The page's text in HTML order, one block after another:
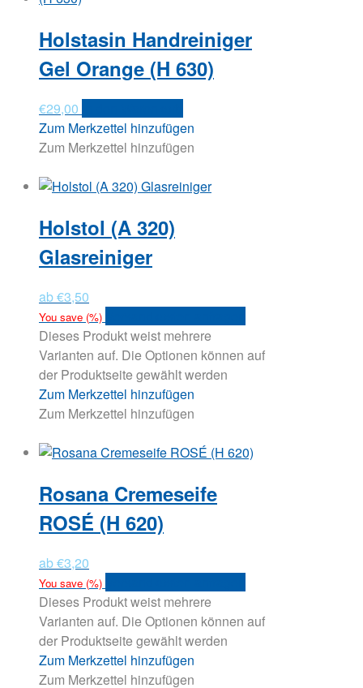
Holstasin Handreiniger
Gel Orange (H 630)
€29,00
Zum Merkzettel hinzufügen
Zum Merkzettel hinzufügen
Holstol (A 320)
Glasreiniger
ab€3,50
You save (%)
Dieses Produkt weist mehrere
Varianten auf. Die Optionen können auf
der Produktseite gewählt werden
Zum Merkzettel hinzufügen
Zum Merkzettel hinzufügen
Rosana Cremeseife
ROSÉ (H 620)
ab€3,20
You save (%)
Dieses Produkt weist mehrere
Varianten auf. Die Optionen können auf
der Produktseite gewählt werden
Zum Merkzettel hinzufügen
Zum Merkzettel hinzufügen